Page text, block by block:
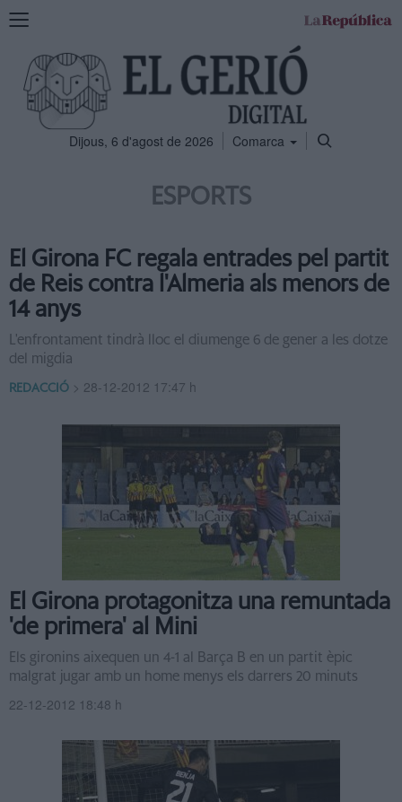
Mostra
navegació
Dijous, 6 d'agost de 2026 Comarca
ESPORTS
El Girona FC regala entrades pel partit
de Reis contra l'Almeria als menors de
14 anys
L'enfrontament tindrà lloc el diumenge 6 de gener a les dotze
del migdia
REDACCIÓ > 28-12-2012 17:47 h
El Girona protagonitza una remuntada
'de primera' al Mini
Els gironins aixequen un 4-1 al Barça B en un partit èpic
malgrat jugar amb un home menys els darrers 20 minuts
22-12-2012 18:48 h